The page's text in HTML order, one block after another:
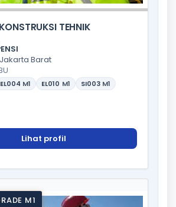
TEHNIK
Barat
EL004 M1 EL010 M1 SI003 M1
Lihat profil
M1